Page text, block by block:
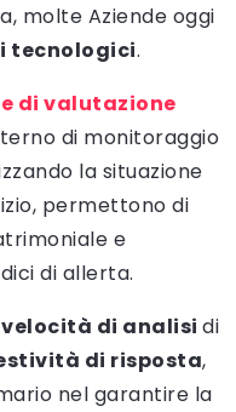
molte Aziende oggi
tecnologici.
di valutazione
di monitoraggio
la situazione
permettono di
e
di allerta.
velocità di analisi di
di risposta,
nel garantire la